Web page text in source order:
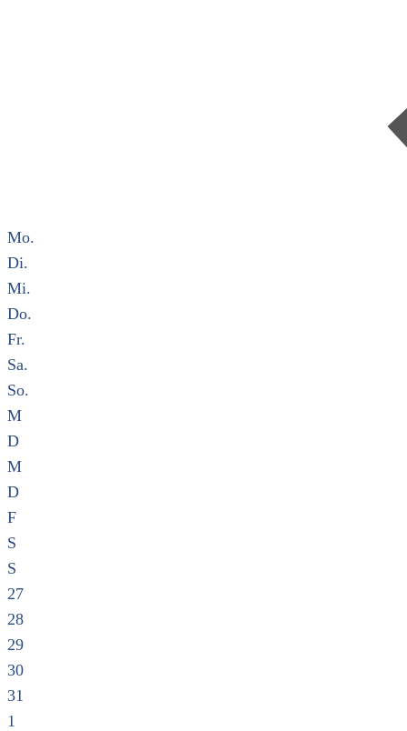
Mo.
Di.
Mi.
Do.
Fr.
Sa.
So.
M
D
M
D
F
S
S
27
28
29
30
31
1